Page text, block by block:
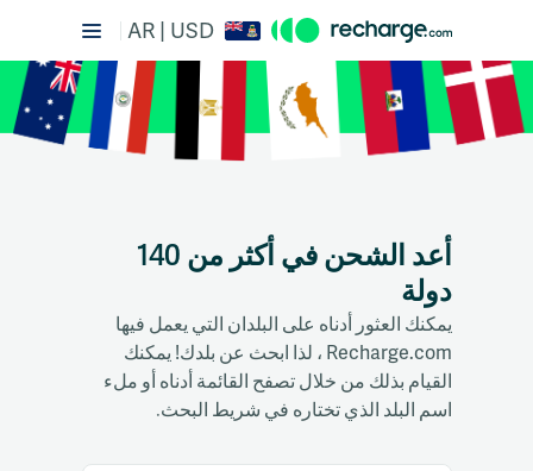
AR | USD
أعد الشحن في أكثر من 140
دولة
يمكنك العثور أدناه على البلدان التي يعمل فيها
Recharge.com ، لذا ابحث عن بلدك! يمكنك
القيام بذلك من خلال تصفح القائمة أدناه أو ملء
اسم البلد الذي تختاره في شريط البحث.